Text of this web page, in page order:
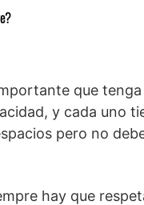
que tenga
y cada uno
pero no
hay que